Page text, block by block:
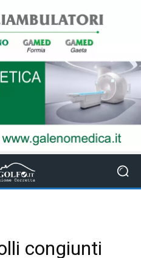
congiunti